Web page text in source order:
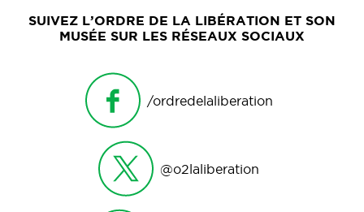
SUIVEZ L’ORDRE DE LA LIBÉRATION ET SON
MUSÉE SUR LES RÉSEAUX SOCIAUX
/ordredelaliberation
@o2laliberation